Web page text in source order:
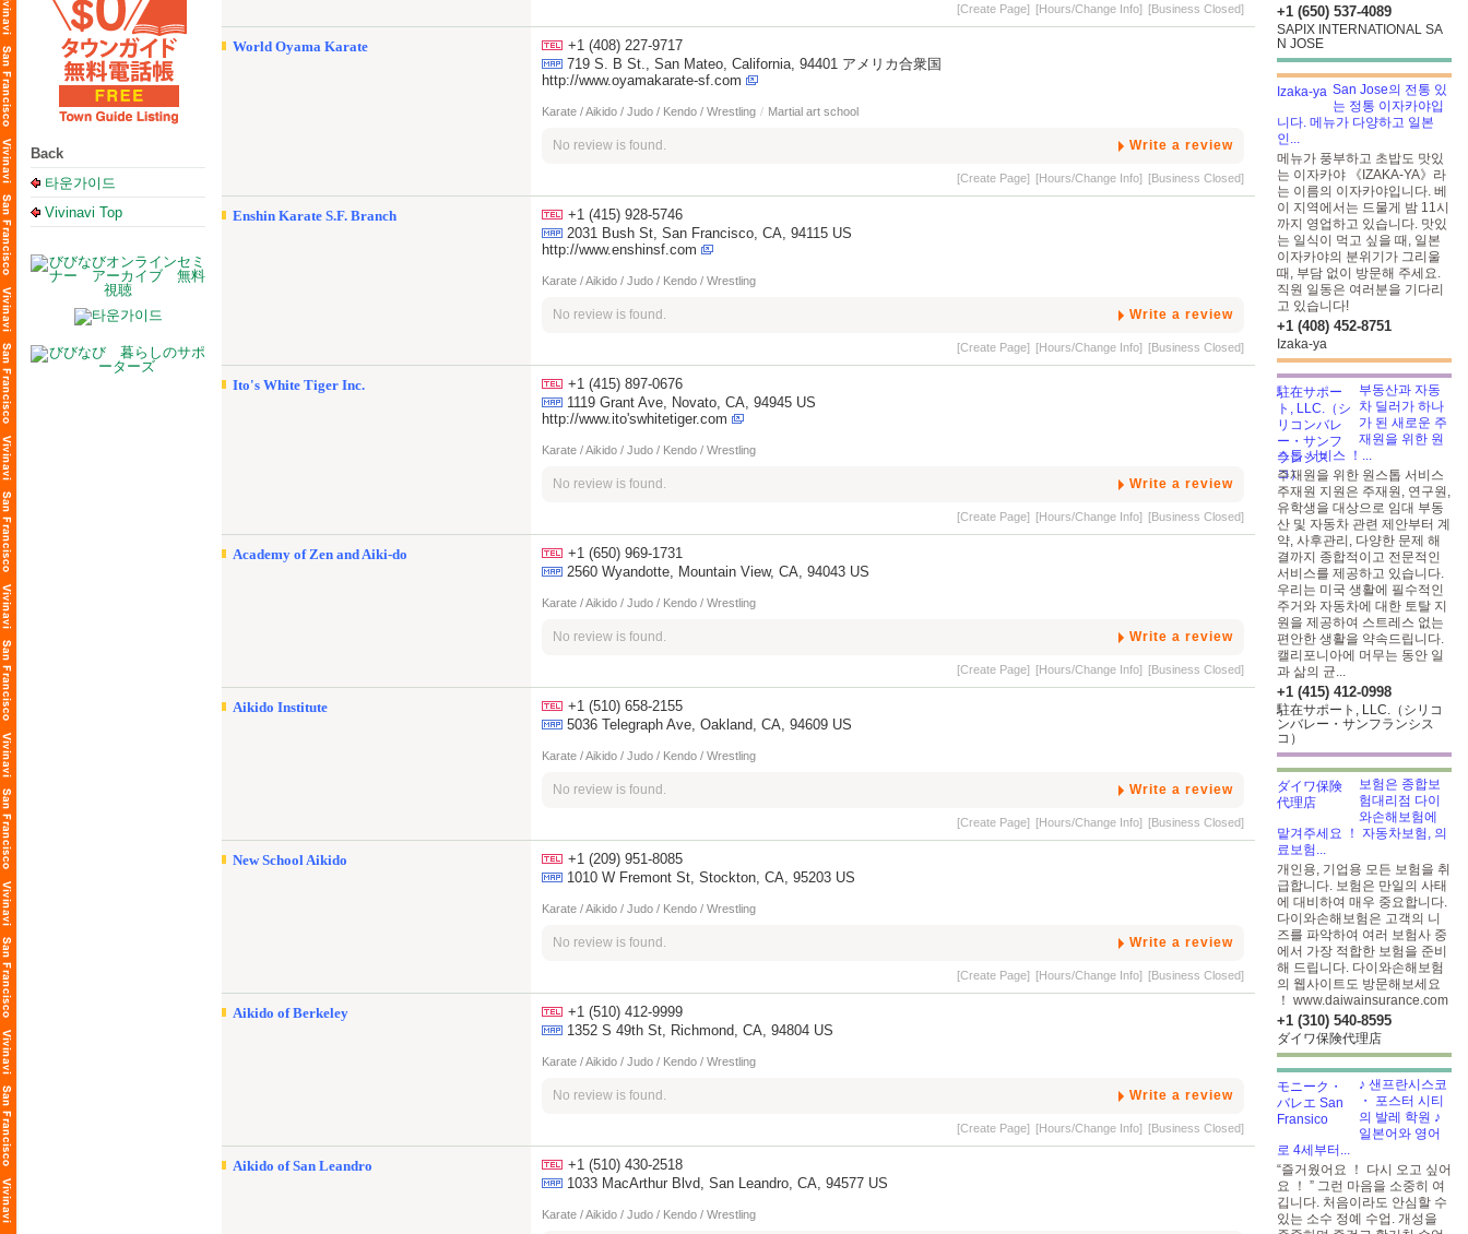
Back
타운가이드
Vivinavi Top
[Create Page] [Hours/Change Info] [Business Closed]
World Oyama Karate
+1 (408) 227-9717
719 S. B St., San Mateo, California, 94401 アメリカ合衆国
http://www.oyamakarate-sf.com
Karate / Aikido / Judo / Kendo / Wrestling / Martial art school
No review is found. Write a review
[Create Page] [Hours/Change Info] [Business Closed]
Enshin Karate S.F. Branch
+1 (415) 928-5746
2031 Bush St, San Francisco, CA, 94115 US
http://www.enshinsf.com
Karate / Aikido / Judo / Kendo / Wrestling
No review is found. Write a review
[Create Page] [Hours/Change Info] [Business Closed]
Ito's White Tiger Inc.
+1 (415) 897-0676
1119 Grant Ave, Novato, CA, 94945 US
http://www.ito'swhitetiger.com
Karate / Aikido / Judo / Kendo / Wrestling
No review is found. Write a review
[Create Page] [Hours/Change Info] [Business Closed]
Academy of Zen and Aiki-do
+1 (650) 969-1731
2560 Wyandotte, Mountain View, CA, 94043 US
Karate / Aikido / Judo / Kendo / Wrestling
No review is found. Write a review
[Create Page] [Hours/Change Info] [Business Closed]
Aikido Institute
+1 (510) 658-2155
5036 Telegraph Ave, Oakland, CA, 94609 US
Karate / Aikido / Judo / Kendo / Wrestling
No review is found. Write a review
[Create Page] [Hours/Change Info] [Business Closed]
New School Aikido
+1 (209) 951-8085
1010 W Fremont St, Stockton, CA, 95203 US
Karate / Aikido / Judo / Kendo / Wrestling
No review is found. Write a review
[Create Page] [Hours/Change Info] [Business Closed]
Aikido of Berkeley
+1 (510) 412-9999
1352 S 49th St, Richmond, CA, 94804 US
Karate / Aikido / Judo / Kendo / Wrestling
No review is found. Write a review
[Create Page] [Hours/Change Info] [Business Closed]
Aikido of San Leandro
+1 (510) 430-2518
1033 MacArthur Blvd, San Leandro, CA, 94577 US
Karate / Aikido / Judo / Kendo / Wrestling
+1 (650) 537-4089
SAPIX INTERNATIONAL SA
N JOSE
San Jose의 전통 있
는 정통 이자카야입
니다. 메뉴가 다양하고 일본
인...
메뉴가 풍부하고 초밥도 맛있
는 이자카야 《IZAKA-YA》라
는 이름의 이자카야입니다. 베
이 지역에서는 드물게 밤 11시
까지 영업하고 있습니다. 맛있
는 일식이 먹고 싶을 때, 일본
이자카야의 분위기가 그리울
때, 부담 없이 방문해 주세요.
직원 일동은 여러분을 기다리
고 있습니다!
+1 (408) 452-8751
Izaka-ya
부동산과 자동
차 딜러가 하나
가 된 새로운 주
재원을 위한 원
스톱 서비스 ！...
주재원을 위한 원스톱 서비스
주재원 지원은 주재원, 연구원,
유학생을 대상으로 임대 부동
산 및 자동차 관련 제안부터 계
약, 사후관리, 다양한 문제 해
결까지 종합적이고 전문적인
서비스를 제공하고 있습니다.
우리는 미국 생활에 필수적인
주거와 자동차에 대한 토탈 지
원을 제공하여 스트레스 없는
편안한 생활을 약속드립니다.
캘리포니아에 머무는 동안 일
과 삶의 균...
+1 (415) 412-0998
駐在サポート, LLC.（シリコ
ンバレー・サンフランシス
コ）
보험은 종합보
험대리점 다이
와손해보험에
맡겨주세요 ！ 자동차보험, 의
료보험...
개인용, 기업용 모든 보험을 취
급합니다. 보험은 만일의 사태
에 대비하여 매우 중요합니다.
다이와손해보험은 고객의 니
즈를 파악하여 여러 보험사 중
에서 가장 적합한 보험을 준비
해 드립니다. 다이와손해보험
의 웹사이트도 방문해보세요
！ www.daiwainsurance.com
+1 (310) 540-8595
ダイワ保険代理店
♪ 샌프란시스코
・ 포스터 시티
의 발레 학원 ♪
일본어와 영어
로 4세부터...
“즐거웠어요 ！ 다시 오고 싶어
요 ！ ” 그런 마음을 소중히 여
깁니다. 처음이라도 안심할 수
있는 소수 정예 수업. 개성을